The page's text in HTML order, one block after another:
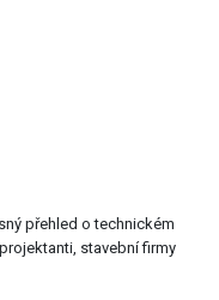
přehled o technickém
stavební firmy